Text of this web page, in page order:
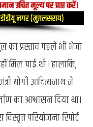
प्रस्ताव पहले भी भेजा
पाई थी। हालांकि,
योगी आदित्यनाथ ने
का आश्वासन दिया था।
परियोजना रिपोर्ट